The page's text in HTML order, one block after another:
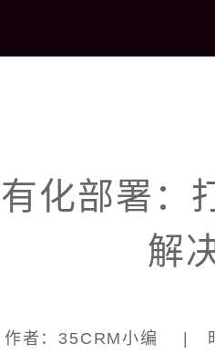
化部署：
解
作者：35CRM小编 |